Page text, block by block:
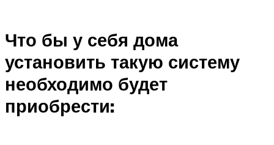
Что бы у себя дома
установить такую систему
необходимо будет
приобрести: